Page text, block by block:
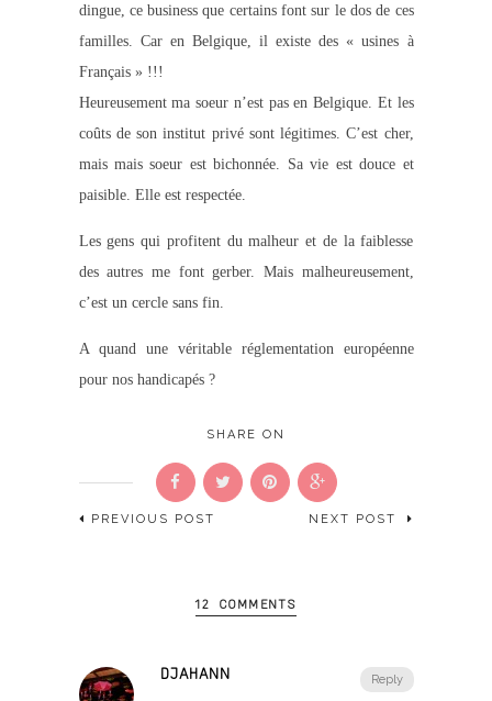
dingue, ce business que certains font sur le dos de ces
familles. Car en Belgique, il existe des « usines à
Français » !!!
Heureusement ma soeur n’est pas en Belgique. Et les
coûts de son institut privé sont légitimes. C’est cher,
mais mais soeur est bichonnée. Sa vie est douce et
paisible. Elle est respectée.
Les gens qui profitent du malheur et de la faiblesse
des autres me font gerber. Mais malheureusement,
c’est un cercle sans fin.
A quand une véritable réglementation européenne
pour nos handicapés ?
SHARE ON
PREVIOUS POST NEXT POST
12 COMMENTS
Reply
DJAHANN